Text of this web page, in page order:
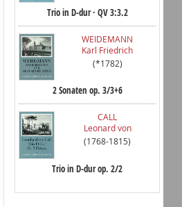
Trio in D-dur · QV 3:3.2
WEIDEMANN
Karl Friedrich
(*1782)
2 Sonaten op. 3/3+6
CALL
Leonard von
(1768-1815)
Trio in D-dur op. 2/2